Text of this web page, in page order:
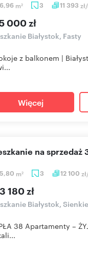
m2 3 11 393
000 zł
Białystok, Fasty
z balkonem |
Więcej
m2 3 12 100
na sprzedaż
180 zł
Białystok,
38 Apartamenty –